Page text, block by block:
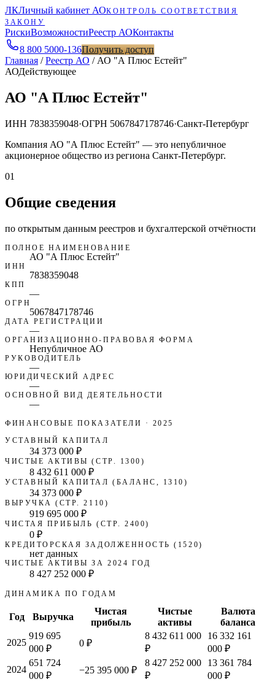
ЛКЛичный кабинет АОКОНТРОЛЬ СООТВЕТСТВИЯ
ЗАКОНУ
РискиВозможностиРеестр АОКонтакты
8 800 5000-136Получить доступ
Главная /Реестр АО / АО "А Плюс Естейт"
АОДействующее
АО "А Плюс Естейт"
ИНН 7838359048·ОГРН 5067847178746·Санкт-Петербург
Компания АО "А Плюс Естейт" — это непубличное
акционерное общество из региона Санкт-Петербург.
01
Общие сведения
по открытым данным реестров и бухгалтерской отчётности
ПОЛНОЕ НАИМЕНОВАНИЕ
АО "А Плюс Естейт"
ИНН
7838359048
КПП
—
ОГРН
5067847178746
ДАТА РЕГИСТРАЦИИ
—
ОРГАНИЗАЦИОННО-ПРАВОВАЯ ФОРМА
Непубличное АО
РУКОВОДИТЕЛЬ
—
ЮРИДИЧЕСКИЙ АДРЕС
—
ОСНОВНОЙ ВИД ДЕЯТЕЛЬНОСТИ
—
ФИНАНСОВЫЕ ПОКАЗАТЕЛИ · 2025
УСТАВНЫЙ КАПИТАЛ
34 373 000 ₽
ЧИСТЫЕ АКТИВЫ (СТР. 1300)
8 432 611 000 ₽
УСТАВНЫЙ КАПИТАЛ (БАЛАНС, 1310)
34 373 000 ₽
ВЫРУЧКА (СТР. 2110)
919 695 000 ₽
ЧИСТАЯ ПРИБЫЛЬ (СТР. 2400)
0 ₽
КРЕДИТОРСКАЯ ЗАДОЛЖЕННОСТЬ (1520)
нет данных
ЧИСТЫЕ АКТИВЫ ЗА 2024 ГОД
8 427 252 000 ₽
ДИНАМИКА ПО ГОДАМ
Год Выручка
Чистая
прибыль
Чистые
активы
Валюта
баланса
2025
919 695
000 ₽
0 ₽
8 432 611 000
₽
16 332 161
000 ₽
2024
651 724
000 ₽
−25 395 000 ₽
8 427 252 000
₽
13 361 784
000 ₽